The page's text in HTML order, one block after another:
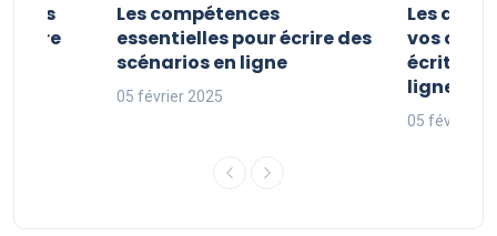
vos
Les compétences
essentielles pour écrire des
scénarios en ligne
05 février 2025
Les
vos
écriture
ligne
05 février